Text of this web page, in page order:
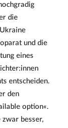
die
und die
eines
entscheiden.
den
option«.
zwar besser,